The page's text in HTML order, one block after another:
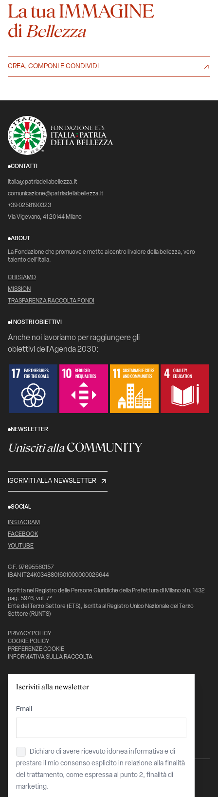
La tua IMMAGINE
di Bellezza
CREA, COMPONI E CONDIVIDI
CONTATTI
italia@patriadellabellezza.it
comunicazione@patriadellabellezza.it
+39 0258190323
Via Vigevano, 41 20144 Milano
ABOUT
La Fondazione che promuove e mette al centro il valore della bellezza, vero
talento dell’Italia.
CHI SIAMO
MISSION
TRASPARENZA RACCOLTA FONDI
I NOSTRI OBIETTIVI
Anche noi lavoriamo per raggiungere gli
obiettivi dell'Agenda 2030:
NEWSLETTER
Unisciti allaCOMMUNITY
ISCRIVITI ALLA NEWSLETTER
SOCIAL
INSTAGRAM
FACEBOOK
YOUTUBE
C.F. 97695560157
IBAN IT24K0348801601000000026644
Iscritta nel Registro delle Persone Giuridiche della Prefettura di Milano al n. 1432
pag. 5976, vol. 7°
Ente del Terzo Settore (ETS), iscritta al Registro Unico Nazionale del Terzo
Settore (RUNTS)
PRIVACY POLICY
COOKIE POLICY
PREFERENZE COOKIE
INFORMATIVA SULLA RACCOLTA
Con il sostegno di:
Iscriviti alla newsletter
Email
Privacy*
Dichiaro di avere ricevuto idonea informativa e di
prestare il mio consenso esplicito in relazione alla finalità
del trattamento, come espressa al punto 2, finalità di
marketing.